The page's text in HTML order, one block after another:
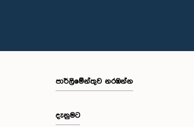
පාර්ලි‌මේන්තුව නරඹන්න
දැනුමට